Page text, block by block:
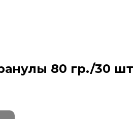
80 гр./30 шт